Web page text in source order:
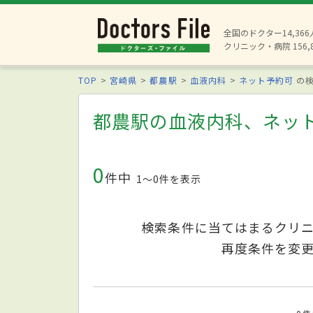
全国のドクター14,366
クリニック・病院
TOP 宮崎県 都農駅 血液内科 ネット予約可 の
都農駅の血液内科、ネッ
0件中 1〜0件を表示
検索条件に当てはまるクリ
再度条件を変